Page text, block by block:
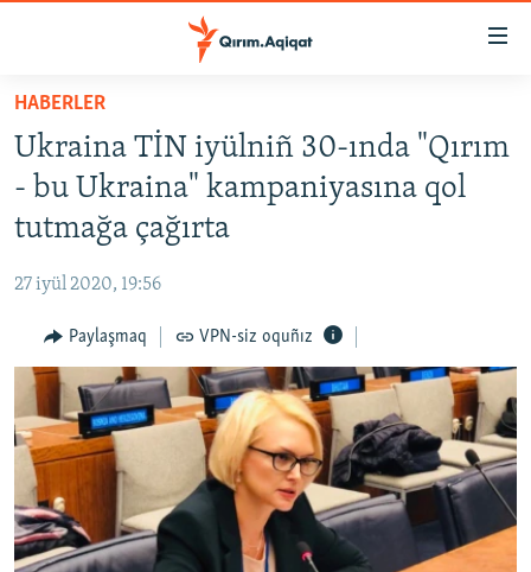
Esas
qaytmaq
Baş
navigatsiyağa
qaytmaq
Qıdıruvğa
qaytmaq
HABERLER
SİYASET
İQTİSADİYAT
MEDENİYET
İNSAN AQLARI
VİDEO
SÜRET
BLOGLAR
FİKİR
HABERLER
Ukraina TİN iyülniñ 30-ında "Qırım
- bu Ukraina" kampaniyasına qol
tutmağa çağırta
27 iyül 2020, 19:56
Paylaşmaq VPN-siz oquñız